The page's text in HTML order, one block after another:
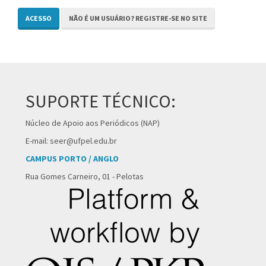
ACESSO NÃO É UM USUÁRIO? REGISTRE-SE NO SITE
SUPORTE TÉCNICO:
Núcleo de Apoio aos Periódicos (NAP)
E-mail: seer@ufpel.edu.br
CAMPUS PORTO / ANGLO
Rua Gomes Carneiro, 01 - Pelotas